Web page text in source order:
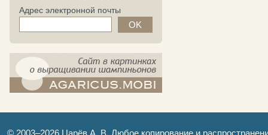
Адрес электронной почты
© 2003–2026 Царёв А. В. Любое копирование и